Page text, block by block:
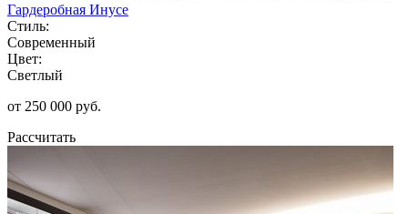
Гардеробная Инусе
Стиль:
Современный
Цвет:
Светлый
от 250 000 руб.
Рассчитать